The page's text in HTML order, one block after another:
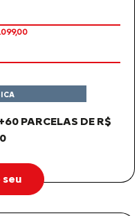
PARCELAS DE R$
seu